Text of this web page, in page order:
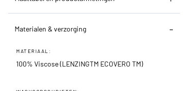
Materialen & verzorging
MATERIAAL:
100% Viscose (LENZINGTM ECOVERO TM)